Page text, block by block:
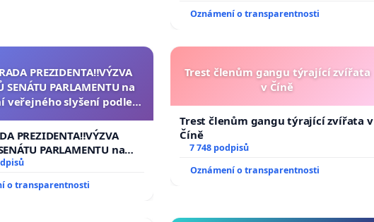
opakovat!
Oznámení o transparentnosti
PREZIDENTA‼️VÝZVA
SENÁTU PARLAMENTU na
veřejného slyšení podle §
přijetí usnesení k podání
žaloby na prezidenta
republiky
PREZIDENTA‼️VÝZVA
PARLAMENTU na
veřejného slyšení podle §
k podání ústavní
o transparentnosti
Trest členům gangu týrající zvířata
v Číně
Trest členům gangu týrající zvířata v
Číně
7 748 podpisů
Oznámení o transparentnosti